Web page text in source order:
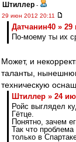
Штиллер -
29 июн 2012 20:11
Датчанин40 » 29
По-моему ты их
Может, и
таланты,
техническую
Штиллер » 24
Ройс выглядел
Гётце.
Понятно, зачем
Так что
только в